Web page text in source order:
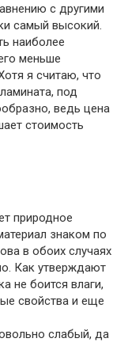
с другими
самый высокий.
наиболее
меньше
я считаю, что
под
ведь цена
стоимость
природное
знаком по
в обоих случаях
Как утверждают
не боится влаги,
свойства и еще
слабый, да